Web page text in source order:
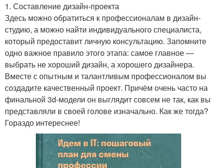
1. Составление дизайн-проекта
Здесь можно обратиться к профессионалам в дизайн-
студию, а можно найти индивидуального специалиста,
который предоставит личную консультацию. Запомните
одно важное правило этого этапа: самое главное —
выбрать не хороший дизайн, а хорошего дизайнера.
Вместе с опытным и талантливым профессионалом вы
создадите качественный проект. Причём очень часто на
финальной 3d-модели он выглядит совсем не так, как вы
представляли в своей голове изначально. Как же тогда?
Гораздо интереснее!